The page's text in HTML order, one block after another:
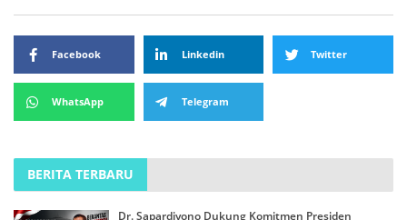
Facebook Linkedin Twitter
WhatsApp Telegram
BERITA TERBARU
Dr. Sapardiyono Dukung Komitmen Presiden